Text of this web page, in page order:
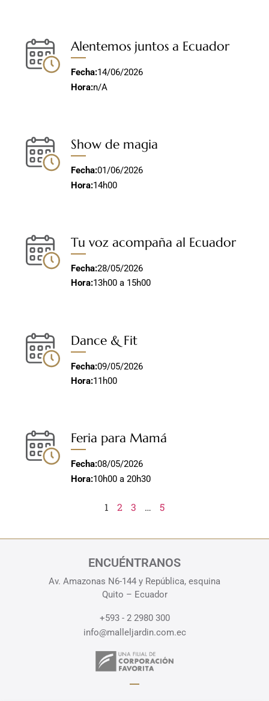
Alentemos juntos a Ecuador
Fecha:14/06/2026
Hora:n/A
Show de magia
Fecha:01/06/2026
Hora:14h00
Tu voz acompaña al Ecuador
Fecha:28/05/2026
Hora:13h00 a 15h00
Dance & Fit
Fecha:09/05/2026
Hora:11h00
Feria para Mamá
Fecha:08/05/2026
Hora:10h00 a 20h30
1 2 3 … 5
ENCUÉNTRANOS
Av. Amazonas N6-144 y República, esquina
Quito – Ecuador
+593 - 2 2980 300
info@malleljardin.com.ec